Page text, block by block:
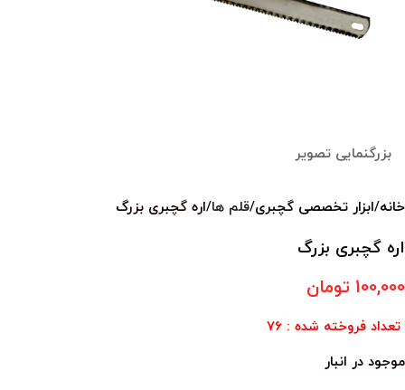
بزرگنمایی تصویر
خانه ابزار تخصصی گچبری قلم ها اره گچبری بزرگ
اره گچبری بزرگ
100,000 تومان
تعداد فروخته شده : 76
موجود در انبار